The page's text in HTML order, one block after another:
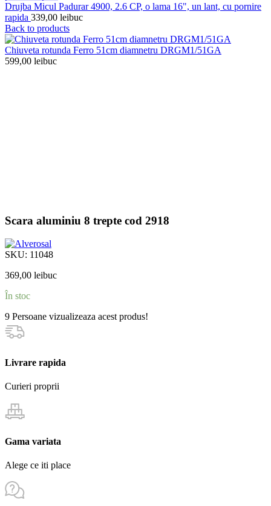
Drujba Micul Padurar 4900, 2.6 CP, o lama 16", un lant, cu pornire
rapida 339,00 leibuc
Back to products
Chiuveta rotunda Ferro 51cm diamnetru DRGM1/51GA
599,00 leibuc
Scara aluminiu 8 trepte cod 2918
SKU: 11048
369,00 leibuc
În stoc
9 Persoane vizualizeaza acest produs!
Livrare rapida
Curieri proprii
Gama variata
Alege ce iti place